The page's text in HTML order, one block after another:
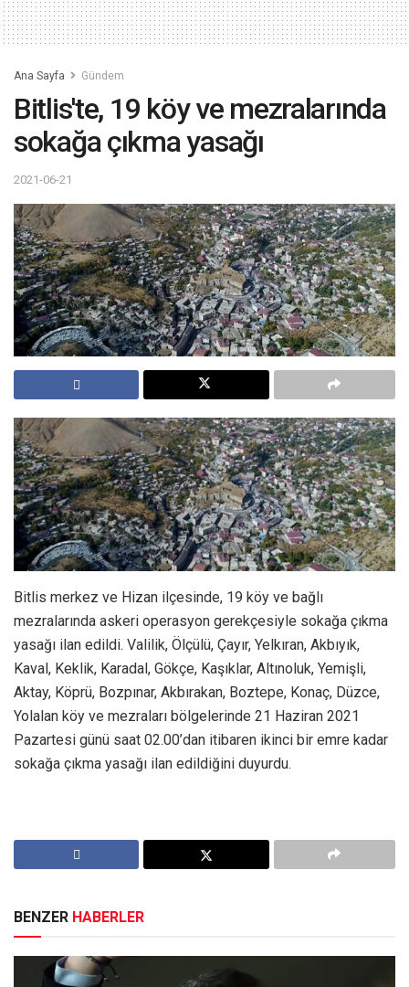
Ana Sayfa Gündem
Bitlis'te, 19 köy ve mezralarında
sokağa çıkma yasağı
2021-06-21
Bitlis merkez ve Hizan ilçesinde, 19 köy ve bağlı
mezralarında askeri operasyon gerekçesiyle sokağa çıkma
yasağı ilan edildi. Valilik, Ölçülü, Çayır, Yelkıran, Akbıyık,
Kaval, Keklik, Karadal, Gökçe, Kaşıklar, Altınoluk, Yemişli,
Aktay, Köprü, Bozpınar, Akbırakan, Boztepe, Konaç, Düzce,
Yolalan köy ve mezraları bölgelerinde 21 Haziran 2021
Pazartesi günü saat 02.00’dan itibaren ikinci bir emre kadar
sokağa çıkma yasağı ilan edildiğini duyurdu.
BENZER HABERLER